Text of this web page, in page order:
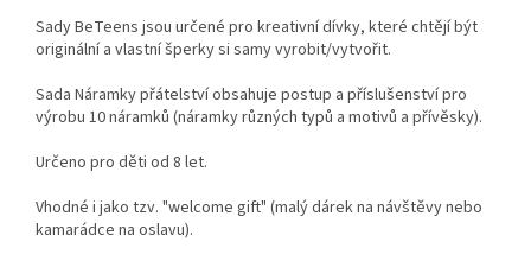
Sady BeTeens jsou určené pro kreativní dívky, které chtějí být
originální a vlastní šperky si samy vyrobit/vytvořit.
Sada Náramky přátelství obsahuje postup a příslušenství pro
výrobu 10 náramků (náramky různých typů a motivů a přívěsky).
Určeno pro děti od 8 let.
Vhodné i jako tzv. "welcome gift" (malý dárek na návštěvy nebo
kamarádce na oslavu).